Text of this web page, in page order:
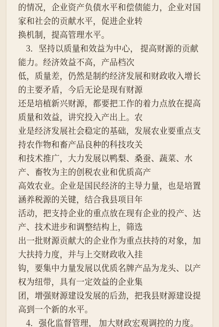
的情况，企业资产负债水平和偿债能力，企业对国
家和社会的贡献水平，促进企业转
换机制，提高管理水平。
能力。经济效益不高，产品档次
低，质量差，仍然是制约经济发展和财政收入增长
的主要矛盾，今后无论是现有财源
还是培植新兴财源，都要把工作的着力点放在提高
质量和效益，讲究投入产出上。农
业是经济发展社会稳定的基础，发展农业要重点支
持农作物和畜产品良种的科技攻关
和技术推广，大力发展以鸭梨、桑蚕、蔬菜、水
产、畜牧为主的创税农业和优质高产
高效农业。企业是国民经济的主导力量，也是培置
涵养税源的关键，结合我县项目年
活动，把支持企业的重点放在现有企业的投产、达
产、技术进步和调整结构上，筛选
出一批财源贡献大的企业作为重点扶持的对象，加
大扶持力度，并与上交财政收入挂
钩，要集中力量发展以优质名牌产品为龙头、以产
权为纽带，具有一定效益的企业集
团，增强财源建设发展的后劲，把我县财源建设提
高到一个新的水平。